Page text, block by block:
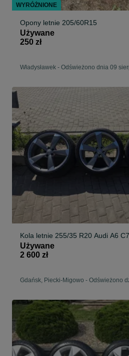
Opony letnie 205/60R15
Używane
250 zł
Władysławek - Odświeżono dnia 09
Kola letnie 255/35 R20 Audi A6
Używane
2 600 zł
Gdańsk, Piecki-Migowo - Odświeżono
WYRÓŻNIONE